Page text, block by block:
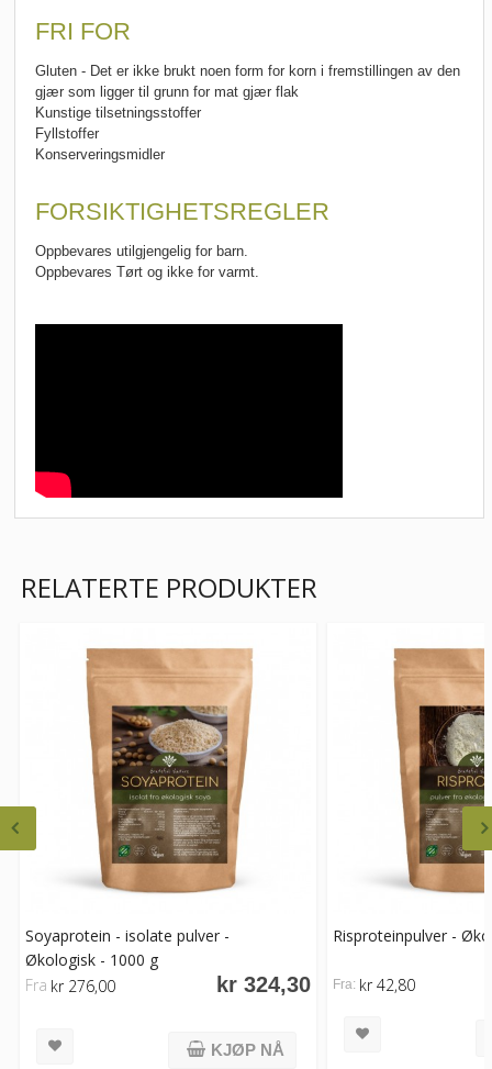
FRI FOR
Gluten - Det er ikke brukt noen form for korn i fremstillingen av den
gjær som ligger til grunn for mat gjær flak
Kunstige tilsetningsstoffer
Fyllstoffer
Konserveringsmidler
FORSIKTIGHETSREGLER
Oppbevares utilgjengelig for barn.
Oppbevares Tørt og ikke for varmt.
RELATERTE PRODUKTER
Soyaprotein - isolate pulver -
Økologisk - 1000 g
kr 324,30
Fra kr 276,00
KJØP NÅ
Risproteinpulver -
Fra: kr 42,80